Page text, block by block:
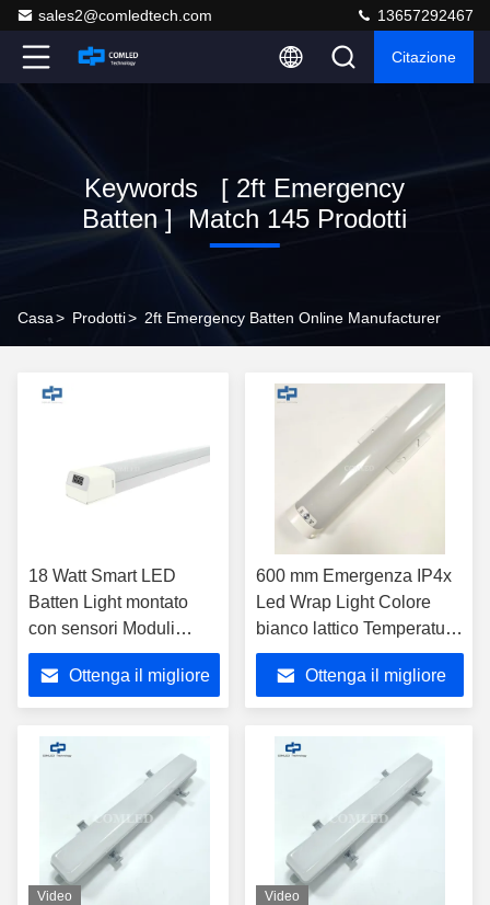
sales2@comledtech.com 13657292467
Citazione
Keywords [ 2ft Emergency
Batten ] Match 145 Prodotti
Casa> Prodotti> 2ft Emergency Batten Online Manufacturer
18 Watt Smart LED
Batten Light montato
con sensori Moduli
funzionali Illuminazione
variabileOttenga il migliore
600 mm Emergenza IP4x
Led Wrap Light Colore
bianco lattico Temperatura
3000K
Ottenga il migliore
Video Video